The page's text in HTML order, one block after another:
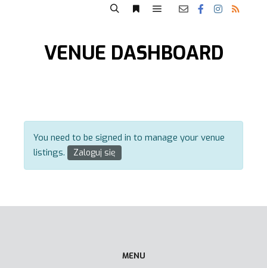
VENUE DASHBOARD
You need to be signed in to manage your venue
listings.
Zaloguj się
MENU